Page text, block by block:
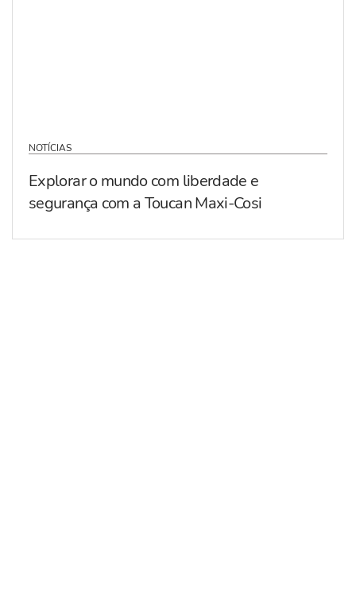
NOTÍCIAS
Explorar o mundo com liberdade e
segurança com a Toucan Maxi-Cosi